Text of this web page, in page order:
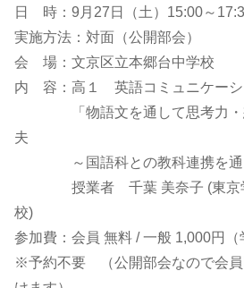
日 時：9月27日（土）15:00～
実施方法：対面（公開部会）
会 場：文京区立本郷台中学校
内 容：高１ 英語コミュニケーシ
「物語文を通して思考力・想
夫
～国語科との教科連携を通
授業者 千葉 美奈子 (東京学
校)
参加費：会員 無料 / 一般 1,000円（
※予約不要 （公開部会なので会員